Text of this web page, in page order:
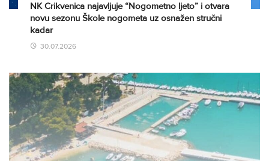
NK Crikvenica najavljuje “Nogometno ljeto” i otvara
novu sezonu Škole nogometa uz osnažen stručni
kadar
30.07.2026